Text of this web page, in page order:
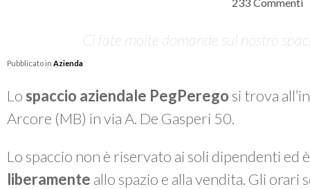
Ci fate molte domande sul nostro
Pubblicato in Azienda
Lo spaccio aziendale PegPerego si trova
Arcore (MB) in via A. De Gasperi 50.
Lo spaccio non è riservato ai soli dipendenti ed
liberamente allo spazio e alla vendita. Gli orari